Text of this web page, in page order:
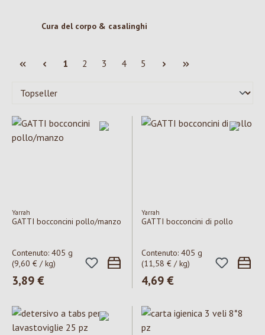
Cura del corpo & casalinghi
Pagina
1 Pagina
2 Pagina
3 Pagina
4 Pagina
5
Yarrah
GATTI bocconcini pollo/manzo
Contenuto: 405 g
(9,60 € / kg)
Prezzo normale:
3,89 €
Yarrah
GATTI bocconcini di pollo
Contenuto: 405 g
(11,58 € / kg)
Prezzo normale:
4,69 €